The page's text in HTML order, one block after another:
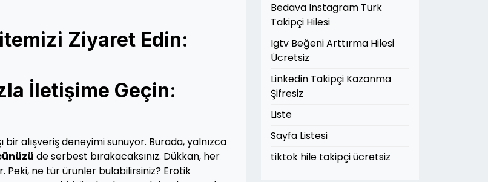
Ziyaret Edin:
İletişime Geçin:
bir alışveriş deneyimi sunuyor. Burada, yalnızca
de serbest bırakacaksınız. Dükkan, her
Peki, ne tür ürünler bulabilirsiniz? Erotik
Bedava Instagram Türk
Takipçi Hilesi
Igtv Beğeni Arttırma Hilesi
Ücretsiz
Linkedin Takipçi Kazanma
Şifresiz
Liste
Sayfa Listesi
tiktok hile takipçi ücretsiz